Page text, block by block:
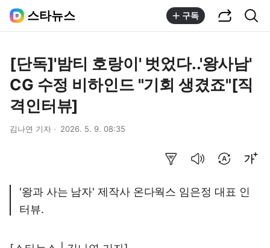
스타뉴스 구독
[단독]'밤티 호랑이' 벗었다..'왕사남'
CG 수정 비하인드 "기회 생겼죠"[직
격인터뷰]
김나연 기자 2026. 5. 9. 08:35
'왕과 사는 남자' 제작사 온다웍스 임은정 대표 인
터뷰.